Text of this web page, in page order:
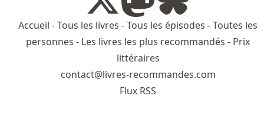
Accueil -Tous les livres -Tous les épisodes -Toutes les
personnes - Les livres les plus recommandés - Prix
littéraires
contact@livres-recommandes.com
Flux RSS